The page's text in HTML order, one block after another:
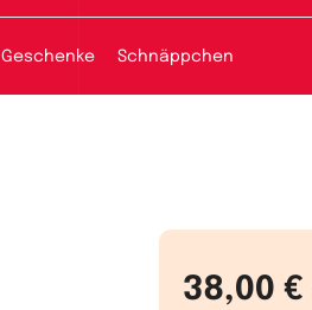
Geschenke Schnäppchen
38,00 €